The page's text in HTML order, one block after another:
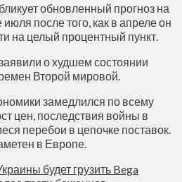
обновленный прогноз на
после того, как в апреле он
на целый процентный пункт.
о худшем состоянии
Второй мировой.
замедлился по всему
цен, последствия войны в
перебои в цепочке поставок.
в Европе.
будет грузить Bega